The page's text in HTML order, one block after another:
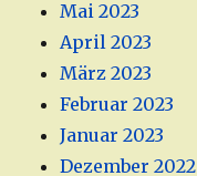
Mai 2023
April 2023
März 2023
Februar 2023
Januar 2023
Dezember 2022